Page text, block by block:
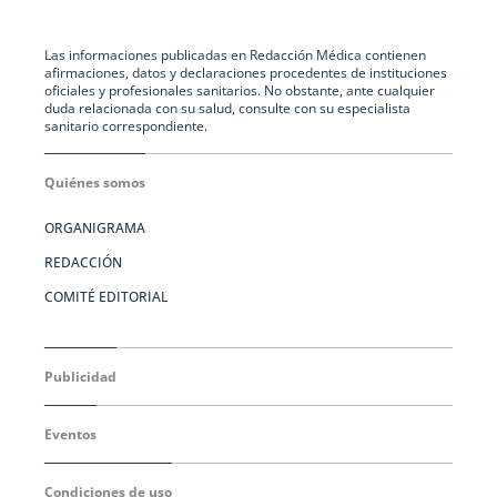
Las informaciones publicadas en Redacción Médica contienen
afirmaciones, datos y declaraciones procedentes de instituciones
oficiales y profesionales sanitarios. No obstante, ante cualquier
duda relacionada con su salud, consulte con su especialista
sanitario correspondiente.
Quiénes somos
ORGANIGRAMA
REDACCIÓN
COMITÉ EDITORIAL
Publicidad
Eventos
Condiciones de uso